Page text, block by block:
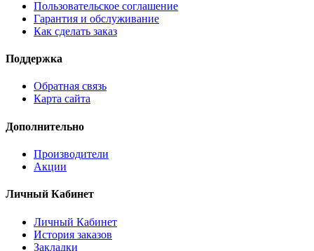
Пользовательское соглашение
Гарантия и обслуживание
Как сделать заказ
Поддержка
Обратная связь
Карта сайта
Дополнительно
Производители
Акции
Личный Кабинет
Личный Кабинет
История заказов
Закладки